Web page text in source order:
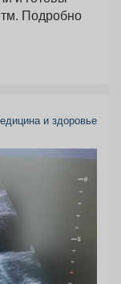
Подробно
и здоровье